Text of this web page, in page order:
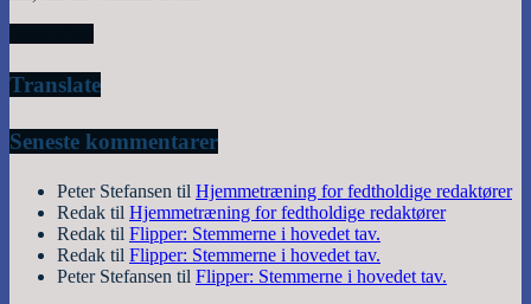
Translate
Seneste kommentarer
Peter Stefansen til Hjemmetræning for fedtholdige redaktører
Redak til Hjemmetræning for fedtholdige redaktører
Redak til Flipper: Stemmerne i hovedet tav.
Redak til Flipper: Stemmerne i hovedet tav.
Peter Stefansen til Flipper: Stemmerne i hovedet tav.